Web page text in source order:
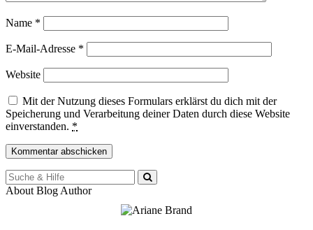
Name *
E-Mail-Adresse *
Website
Mit der Nutzung dieses Formulars erklärst du dich mit der
Speicherung und Verarbeitung deiner Daten durch diese Website
einverstanden. *
Suche
für:
About Blog Author